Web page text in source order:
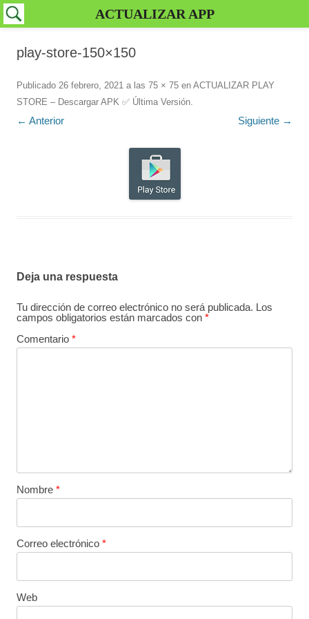
play-store-150×150
Publicado 26 febrero, 2021 a las 75 × 75 en ACTUALIZAR PLAY
STORE – Descargar APK ✅️ Última Versión.
← Anterior Siguiente →
Deja una respuesta
Tu dirección de correo electrónico no será publicada. Los
campos obligatorios están marcados con *
Comentario *
Nombre *
Correo electrónico *
Web
ACTUALIZAR APP